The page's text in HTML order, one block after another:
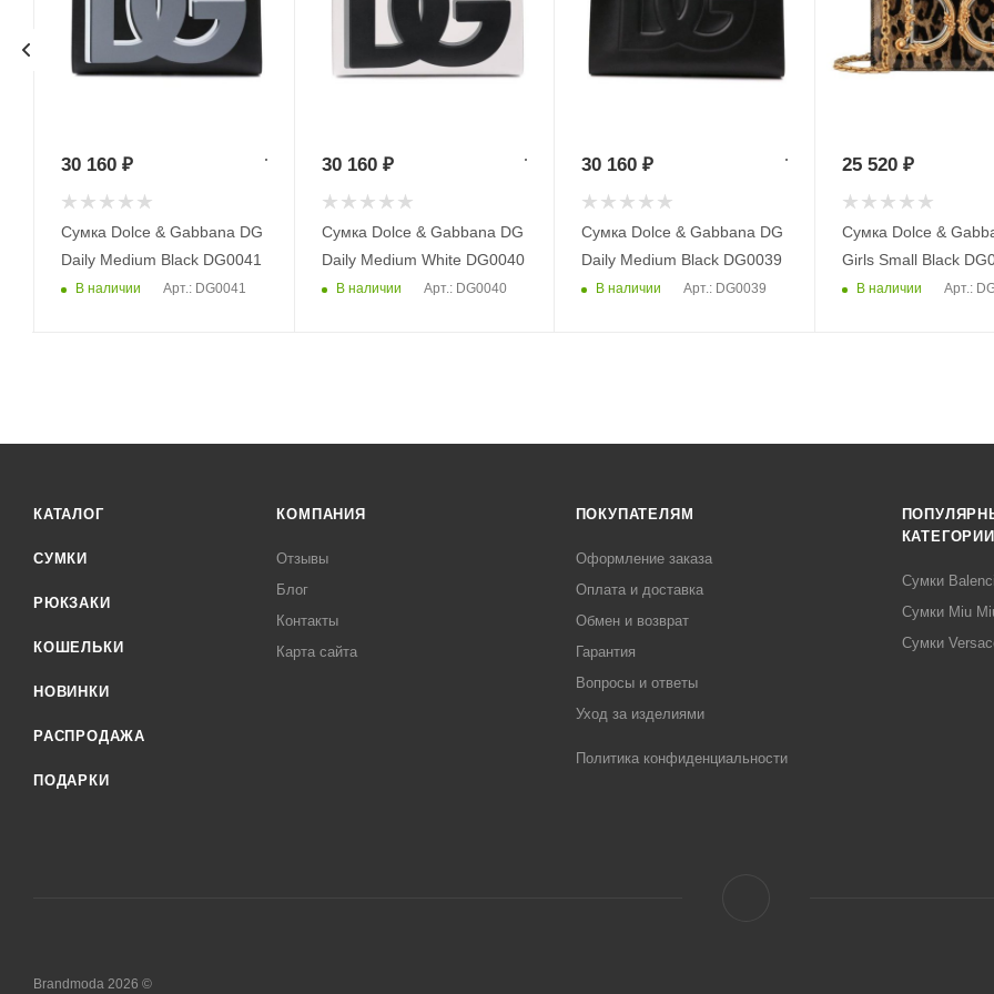
Сумка Dolce & Gabbana DG
Daily Medium Black DG0041
В наличии Арт.: DG0041
30 160₽
Сумка Dolce & Gabbana DG
Daily Medium White DG0040
В наличии Арт.: DG0040
30 160₽
Сумка Dolce & Gabbana DG
Daily Medium Black DG0039
В наличии Арт.: DG0039
30 160 ₽
Сумка Dolce &
Girls Small Black
В наличии Арт.:
25 520 ₽
КАТАЛОГ
СУМКИ
РЮКЗАКИ
КОШЕЛЬКИ
НОВИНКИ
РАСПРОДАЖА
ПОДАРКИ
КОМПАНИЯ
Отзывы
Блог
Контакты
Карта сайта
ПОКУПАТЕЛЯМ
Оформление заказа
Оплата и доставка
Обмен и возврат
Гарантия
Вопросы и ответы
Уход за изделиями
Политика конфиденциальности
КАТЕГОРИИ
Сумки
Сумки Miu
Сумки
Brandmoda 2026 ©